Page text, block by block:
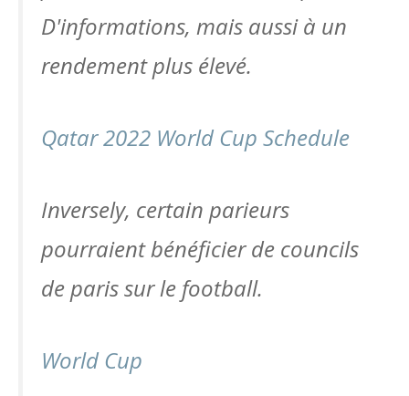
D'informations, mais aussi à un
rendement plus élevé.
Qatar 2022 World Cup Schedule
Inversely, certain parieurs
pourraient bénéficier de councils
de paris sur le football.
World Cup